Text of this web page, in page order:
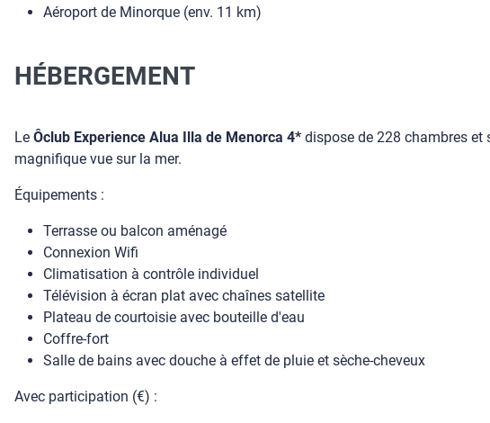
Aéroport de Minorque (env. 11 km)
HÉBERGEMENT
Le Ôclub Experience Alua Illa de Menorca 4* dispose de 228 chambres et
magnifique vue sur la mer.
Équipements :
Terrasse ou balcon aménagé
Connexion Wifi
Climatisation à contrôle individuel
Télévision à écran plat avec chaînes satellite
Plateau de courtoisie avec bouteille d'eau
Coffre-fort
Salle de bains avec douche à effet de pluie et sèche-cheveux
Avec participation (€) :